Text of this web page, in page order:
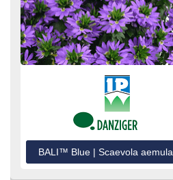
BALI™ Blue | Scaevola aemula